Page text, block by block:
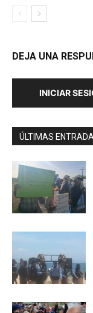
DEJA UNA
INICIAR
ÚLTIMAS